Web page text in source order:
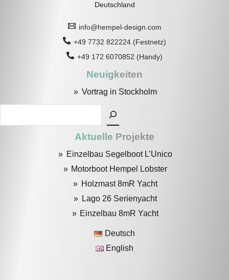
Deutschland
info@hempel-design.com
+49 7732 822224 (Festnetz)
+49 172 6070852 (Handy)
Neuigkeiten
Vortrag in Stockholm
Suchen
Aktuelle Projekte
Einzelbau Segelboot L’Unico
Motorboot Hempel Lobster
Holzmast 8mR Yacht
Lago 26 Serienyacht
Einzelbau 8mR Yacht
Deutsch
English